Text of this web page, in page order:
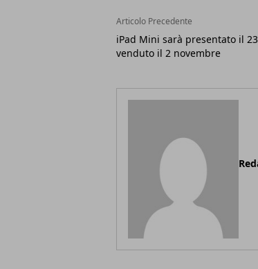
Articolo Precedente
iPad Mini sarà presentato il
venduto il 2 novembre